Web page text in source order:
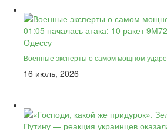
Военные эксперты о самом мощном ударе
16 июль, 2026